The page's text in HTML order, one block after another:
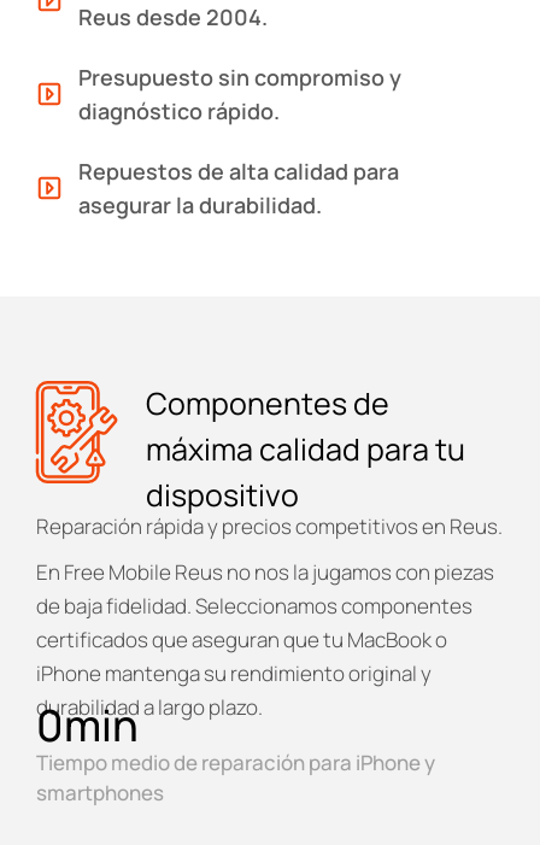
Reus desde 2004.
Presupuesto sin compromiso y
diagnóstico rápido.
Repuestos de alta calidad para
asegurar la durabilidad.
Componentes de
máxima calidad para tu
dispositivo
Reparación rápida y precios competitivos en Reus.
En Free Mobile Reus no nos la jugamos con piezas
de baja fidelidad. Seleccionamos componentes
certificados que aseguran que tu MacBook o
iPhone mantenga su rendimiento original y
durabilidad a largo plazo.
Tiempo medio de reparación para iPhone y
smartphones
0min